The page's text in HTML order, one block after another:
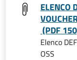
ELENCO
(PDF
Elenco
OSS